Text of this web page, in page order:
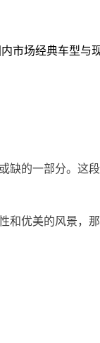
内市场经典车型
的一部分。这
优美的风景，